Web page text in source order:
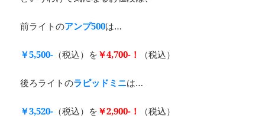
前ライトのアンプ500は…
￥5,500- （税込）を ￥4,700-！ （税込）
後ろライトのラピッドミニは…
￥3,520- （税込）を ￥2,900-！ （税込）